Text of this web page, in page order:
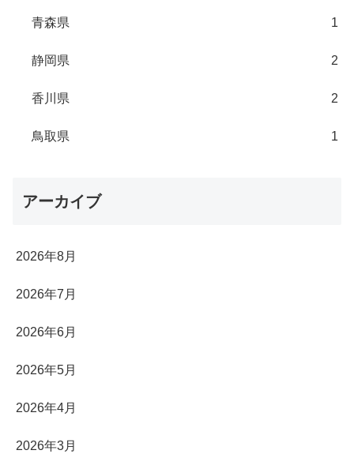
青森県 1
静岡県 2
香川県 2
鳥取県 1
アーカイブ
2026年8月
2026年7月
2026年6月
2026年5月
2026年4月
2026年3月